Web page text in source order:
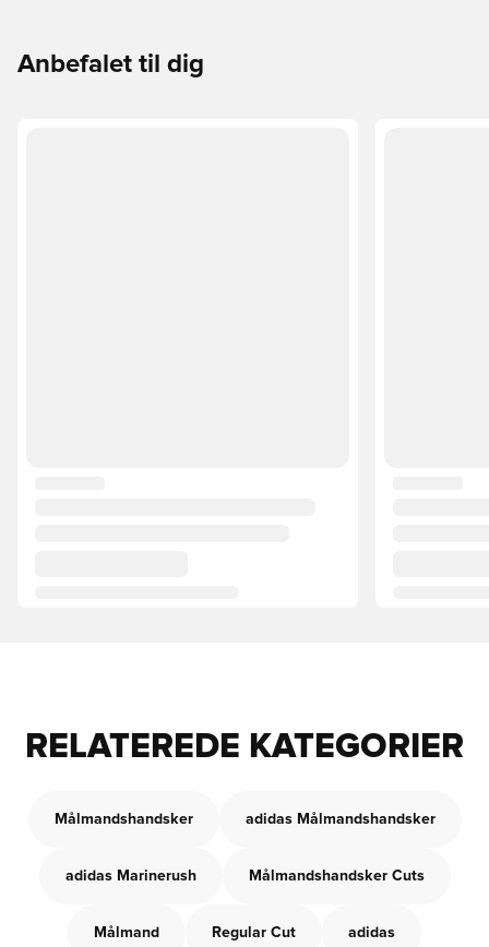
Anbefalet til dig
RELATEREDE KATEGORIER
Målmandshandsker adidas Målmandshandsker
adidas Marinerush Målmandshandsker Cuts
Målmand Regular Cut adidas